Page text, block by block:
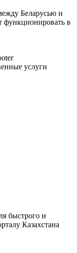
Беларусью и
функционировать в
услуги
быстрого и
Казахстана